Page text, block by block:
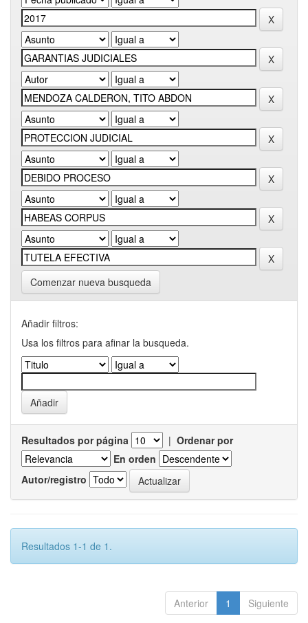
Comenzar nueva busqueda
Añadir filtros:
Usa los filtros para afinar la busqueda.
Resultados por página | Ordenar por
En orden
Autor/registro
Resultados 1-1 de 1.
Anterior 1 Siguiente